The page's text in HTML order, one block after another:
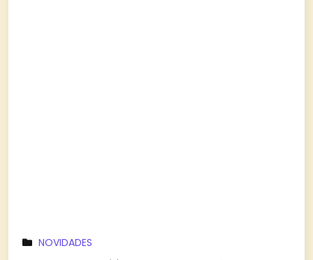
NOVIDADES